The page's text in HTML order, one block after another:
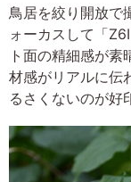
鳥居を絞り開放で
ォーカスして「
ト面の精細感が
材感がリアルに伝
るさくないのが好